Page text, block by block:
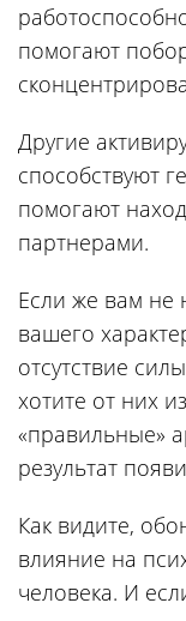
помогают
Другие
способствуют
помогают
партнерами.
Если же вам не
вашего
отсутствие
хотите от них
«правильные»
результат
Как видите,
влияние на
человека. И